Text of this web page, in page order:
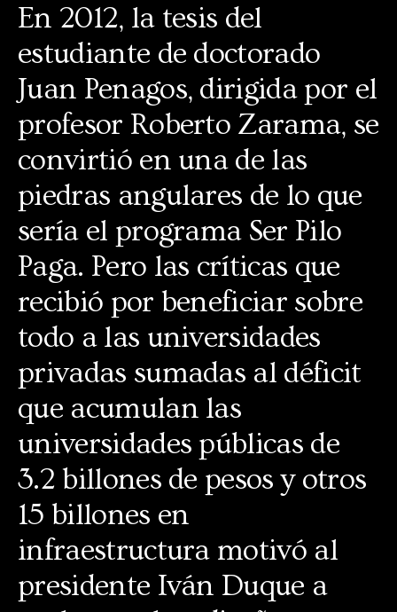
En 2012, la tesis del
estudiante de doctorado
Juan Penagos, dirigida por el
profesor Roberto Zarama, se
convirtió en una de las
piedras angulares de lo que
sería el programa Ser Pilo
Paga. Pero las críticas que
recibió por beneficiar sobre
todo a las universidades
privadas sumadas al déficit
que acumulan las
universidades públicas de
3.2 billones de pesos y otros
15 billones en
infraestructura motivó al
presidente Iván Duque a